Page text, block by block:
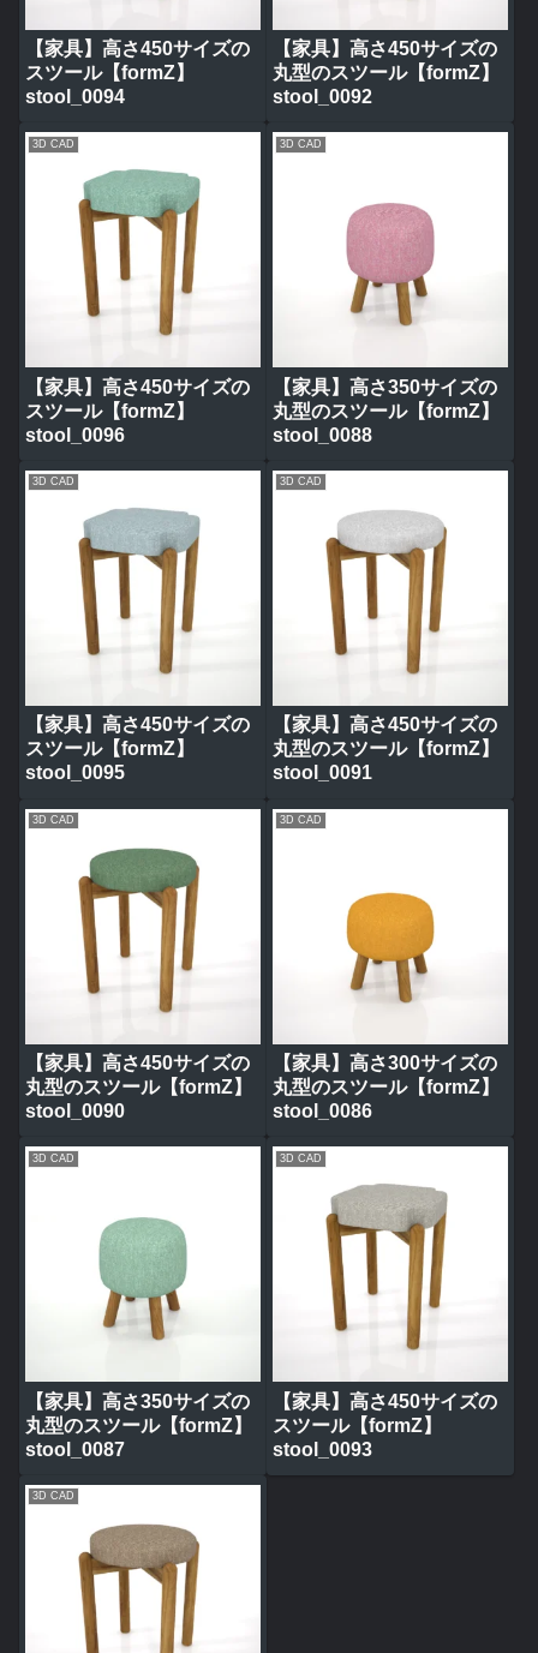
【家具】高さ450サイズの
スツール【formZ】
stool_0094
【家具】高さ450サイズの
丸型のスツール【formZ】
stool_0092
3D CAD
【家具】高さ450サイズの
スツール【formZ】
stool_0096
3D CAD
【家具】高さ350サイズの
丸型のスツール【formZ】
stool_0088
3D CAD
【家具】高さ450サイズの
スツール【formZ】
stool_0095
3D CAD
【家具】高さ450サイズの
丸型のスツール【formZ】
stool_0091
3D CAD
【家具】高さ450サイズの
丸型のスツール【formZ】
stool_0090
3D CAD
【家具】高さ300サイズの
丸型のスツール【formZ】
stool_0086
3D CAD
【家具】高さ350サイズの
丸型のスツール【formZ】
stool_0087
3D CAD
【家具】高さ450サイズの
スツール【formZ】
stool_0093
3D CAD